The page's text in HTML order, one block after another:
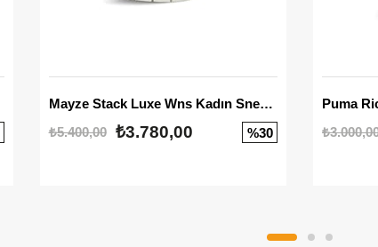
Mayze Stack Luxe Wns Kadın Sneaker
₺5.400,00
₺3.780,00 %30
Puma